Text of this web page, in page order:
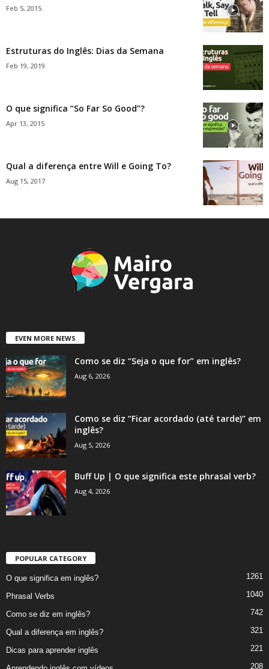
Feb 5, 2015
Estruturas do Inglês: Dias da Semana
Feb 19, 2019
O que significa “So Far So Good”?
Apr 13, 2015
Qual a diferença entre Will e Going To?
Aug 15, 2017
EVEN MORE NEWS
Como se diz “Seja o que for” em inglês?
Aug 6, 2026
Como se diz “Ficar acordado (até tarde)” em
inglês?
Aug 5, 2026
Buff Up | O que significa este phrasal verb?
Aug 4, 2026
POPULAR CATEGORY
O que significa em inglês? 1261
Phrasal Verbs 1040
Como se diz em inglês? 742
Qual a diferença em inglês? 321
Dicas para aprender inglês 221
208